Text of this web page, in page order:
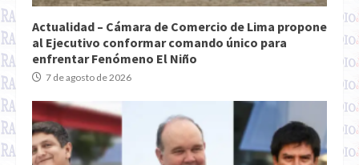
Actualidad – Cámara de Comercio de Lima propone
al Ejecutivo conformar comando único para
enfrentar Fenómeno El Niño
7 de agosto de 2026